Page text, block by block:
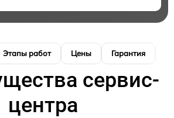
Этапы работ Цены Гарантия
сервис-
центра